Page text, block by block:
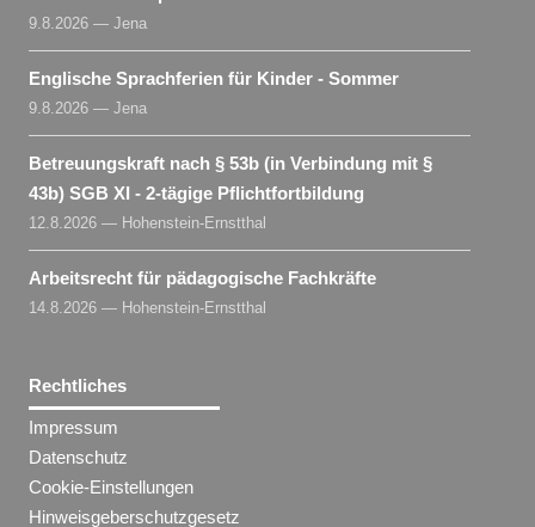
9.8.2026 — Jena
Englische Sprachferien für Kinder - Sommer
9.8.2026 — Jena
Betreuungskraft nach § 53b (in Verbindung mit §
43b) SGB XI - 2-tägige Pflichtfortbildung
12.8.2026 — Hohenstein-Ernstthal
Arbeitsrecht für pädagogische Fachkräfte
14.8.2026 — Hohenstein-Ernstthal
Rechtliches
Impressum
Datenschutz
Cookie-Einstellungen
Hinweisgeberschutzgesetz